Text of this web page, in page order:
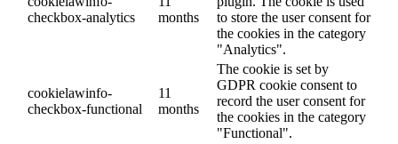
checkbox-analytics
months
to store the user consent for
the cookies in the category
"Analytics".
cookielawinfo-
checkbox-functional
11
months
The cookie is set by
GDPR cookie consent to
record the user consent for
the cookies in the category
"Functional".